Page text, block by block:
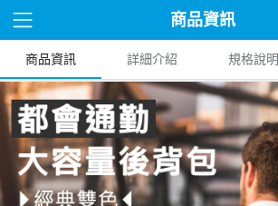
商品資訊
商品資訊 詳細介紹 規格說明